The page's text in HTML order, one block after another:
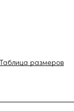
Таблица размеров